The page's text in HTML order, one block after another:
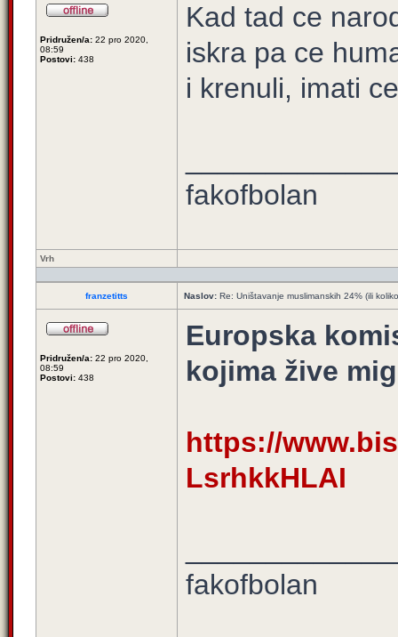
Pridružen/a: 22 pro 2020,
08:59
Postovi: 438
Kad tad ce
iskra pa ce
i krenuli, imati
fakofbolan
Vrh
franzetitts Naslov: Re: Uništavanje muslimanskih 24% (ili
Pridružen/a: 22 pro 2020,
08:59
Postovi: 438
Europska
kojima žive
https://
LsrhkkHLAI
fakofbolan